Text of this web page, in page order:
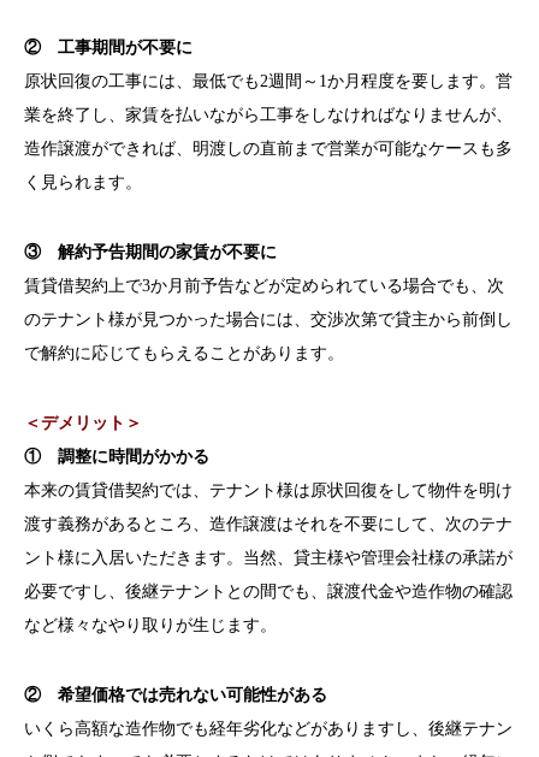
② 工事期間が不要に
原状回復の工事には、 最低でも2週間～1か月程度を要します。営
業を終了し、家賃を払いながら工事をしなければなりませんが、
造作譲渡ができれば、明渡しの直前まで営業が可能なケースも多
く見られます。
③ 解約予告期間の家賃が不要に
賃貸借契約上で3か月前予告などが定められている場合でも、次
のテナント様が見つかった場合には、交渉次第で貸主から前倒し
で解約に応じてもらえることがあります。
＜デメリット＞
① 調整に時間がかかる
本来の賃貸借契約では、テナント様は原状回復をして物件を明け
渡す義務があるところ、造作譲渡はそれを不要にして、次のテナ
ント様に入居いただきます。当然、貸主様や管理会社様の承諾が
必要ですし、後継テナントとの間でも、譲渡代金や造作物の確認
など様々なやり取りが生じます。
② 希望価格では売れない可能性がある
いくら高額な造作物でも経年劣化などがありますし、後継テナン